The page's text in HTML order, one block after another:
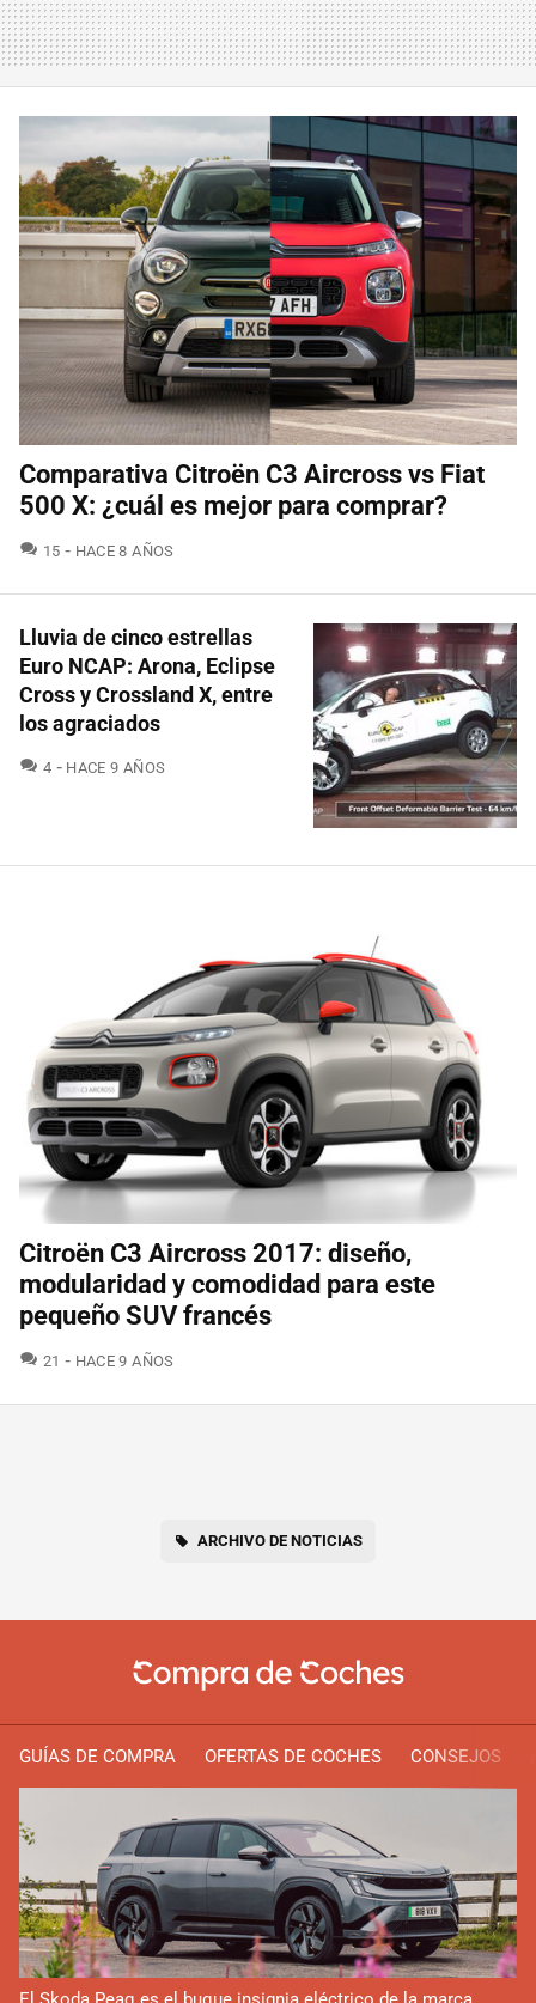
Comparativa Citroën C3 Aircross vs Fiat
500 X: ¿cuál es mejor para comprar?
15 COMENTARIOS
HACE 8 AÑOS
Lluvia de cinco estrellas
Euro NCAP: Arona, Eclipse
Cross y Crossland X, entre
los agraciados
4 COMENTARIOS
HACE 9 AÑOS
Citroën C3 Aircross 2017: diseño,
modularidad y comodidad para este
pequeño SUV francés
21 COMENTARIOS
HACE 9 AÑOS
ARCHIVO DE NOTICIAS
GUÍAS DE COMPRA OFERTAS DE COCHES CONSEJOS